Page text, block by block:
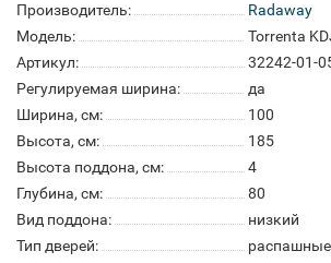
Производитель:
Radaway
Модель:
Torrenta
Артикул:
32242-01-
Регулируемая ширина:
да
Ширина, см:
100
Высота, см:
185
Высота поддона, см:
4
Глубина, см:
80
Вид поддона:
низкий
Тип дверей:
распашные